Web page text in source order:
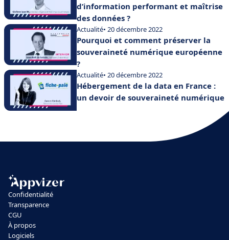
d’information performant et maîtrise
des données ?
Actualité• 20 décembre 2022
Pourquoi et comment préserver la
souveraineté numérique européenne
?
Actualité• 20 décembre 2022
Hébergement de la data en France :
un devoir de souveraineté numérique
Confidentialité
Transparence
CGU
À propos
Logiciels